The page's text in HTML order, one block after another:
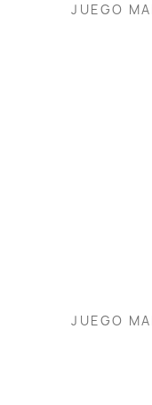
JUEGO
JUEGO